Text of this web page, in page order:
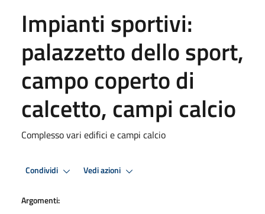
Impianti sportivi:
palazzetto dello sport,
campo coperto di
calcetto, campi calcio
Complesso vari edifici e campi calcio
Condividi Vedi azioni
Argomenti: